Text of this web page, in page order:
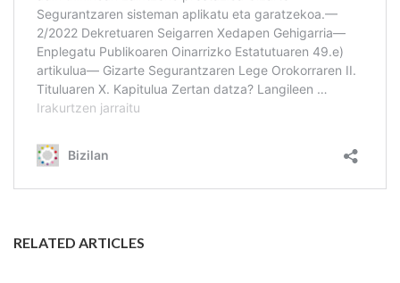
RELATED ARTICLES